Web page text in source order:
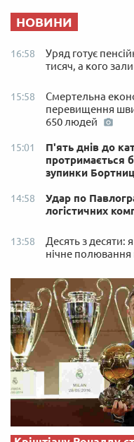
НОВИНИ
16:58
Уряд готує
тисяч, а кого
15:58
Смертельна
перевищення
650 людей
15:01
П'ять днів до
протримається
зупинки
14:58
Удар по
логістичних
13:58
Десять з десяти:
нічне полювання